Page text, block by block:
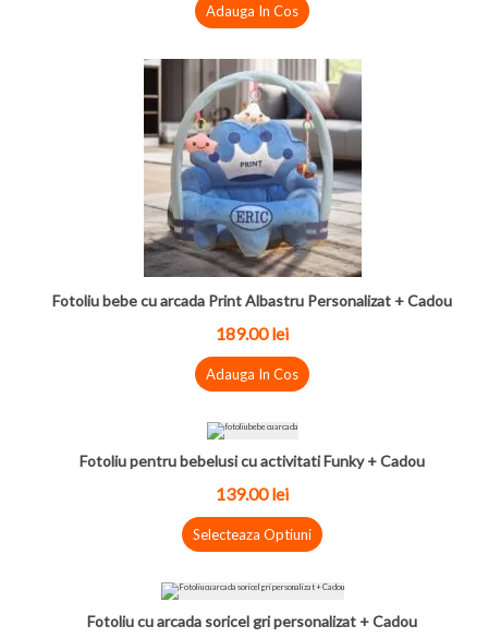
Adauga In Cos
Fotoliu bebe cu arcada Print Albastru Personalizat + Cadou
189.00 lei
Adauga In Cos
Fotoliu pentru bebelusi cu activitati Funky + Cadou
139.00 lei
Selecteaza Optiuni
Fotoliu cu arcada soricel gri personalizat + Cadou